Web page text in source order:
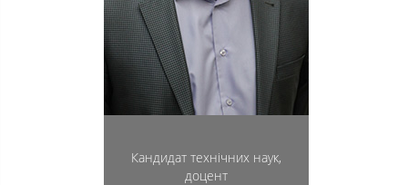
Кандидат технічних наук,
доцент